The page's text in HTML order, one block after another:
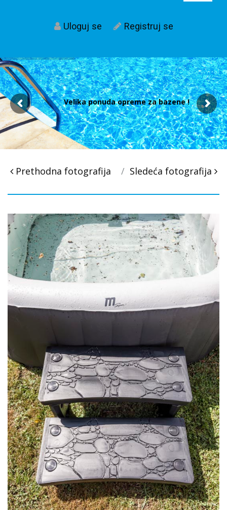
Uloguj se Registruj se
Velika ponuda opreme za bazene !
Post
Prethodna fotografija Sledeća fotografija